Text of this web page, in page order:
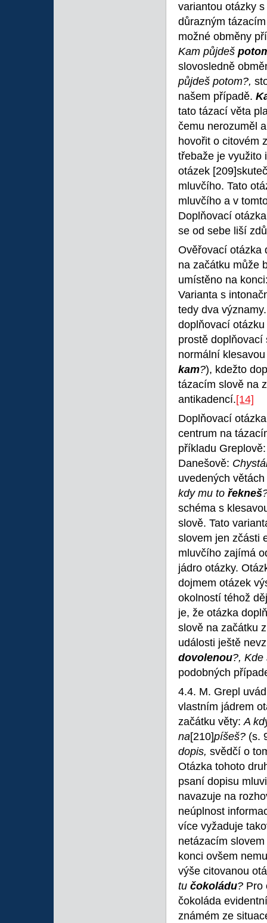
variantou otázky
důrazným
možné obměny
Kam půjdeš
slovosledně
půjdeš potom?,
našem případě.
tato tázací věta
čemu nerozuměl
hovořit o citovém
třebaže je využito
otázek
mluvčího. Tato
mluvčího a v
Doplňovací
se od sebe liší
Ověřovací otázka
na začátku může
umístěno na
Varianta s
tedy dva
doplňovací
prostě doplňovací
normální
kam?), kdežto
tázacím slově na
antikadencí.[14]
Doplňovací
centrum na
příkladu
Danešově:
uvedených
kdy mu to řekneš
schéma s
slově. Tato
slovem jen zčásti
mluvčího zajímá
jádro otázky.
dojmem otázek
okolností téhož
je, že otázka
slově na začátku
události ještě
dovolenou?,
podobných
4.4. M. Grepl
vlastním jádrem
začátku věty:A
na[210]píšeš? (s.
dopis, svědčí o
Otázka tohoto
psaní dopisu
navazuje na
neúplnost
více vyžaduje
netázacím
konci ovšem
výše citovanou
tu čokoládu? Pro
čokoláda
známém ze